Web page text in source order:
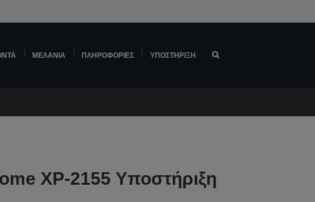
ΜΕΛΆΝΙΑ ΠΛΗΡΟΦΟΡΊΕΣ ΥΠΟΣΤΉΡΙΞΗ
XP-2155 Υποστήριξη